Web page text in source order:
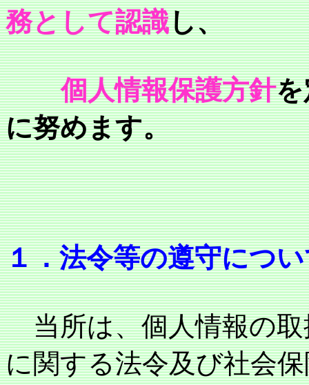
務として認識し、
個人情報保護方針
に努めます。
１．法令等の遵守につ
当所は、個人情報の取
に関する法令及び社会